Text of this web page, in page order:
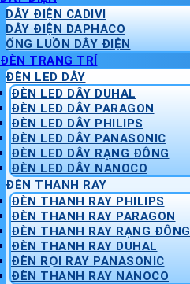
DÂY ĐIỆN CADIVI
DÂY ĐIỆN DAPHACO
ỐNG LUỒN DÂY ĐIỆN
ĐÈN TRANG TRÍ
ĐÈN LED DÂY
ĐÈN LED DÂY DUHAL
ĐÈN LED DÂY PARAGON
ĐÈN LED DÂY PHILIPS
ĐÈN LED DÂY PANASONIC
ĐÈN LED DÂY RẠNG ĐÔNG
ĐÈN LED DÂY NANOCO
ĐÈN THANH RAY
ĐÈN THANH RAY PHILIPS
ĐÈN THANH RAY PARAGON
ĐÈN THANH RAY RẠNG ĐÔNG
ĐÈN THANH RAY DUHAL
ĐÈN RỌI RAY PANASONIC
ĐÈN THANH RAY NANOCO